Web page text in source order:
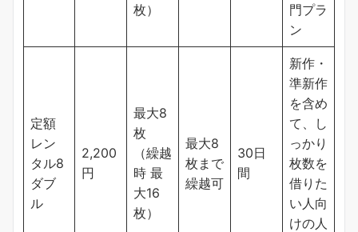
枚）
門プラ
ン
定額
レン
タル8
ダブ
ル
2,200
円
最大8
枚
（繰越
時 最
大16
枚）
最大8
枚まで
繰越可
30日
間
新作・
準新作
を含め
て、し
っかり
枚数を
借りた
い人向
けの人